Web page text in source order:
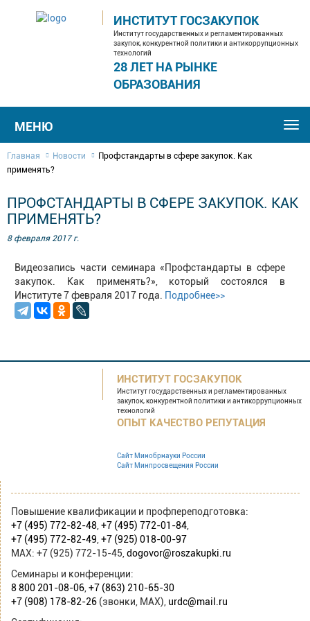
ИНСТИТУТ ГОСЗАКУПОК
Институт государственных и регламентированных
закупок, конкурентной политики и антикоррупционных
технологий
28 ЛЕТ НА РЫНКЕ
ОБРАЗОВАНИЯ
МЕНЮ
Главная Новости
Профстандарты в сфере закупок. Как
применять?
ПРОФСТАНДАРТЫ В СФЕРЕ ЗАКУПОК. КАК
ПРИМЕНЯТЬ?
8 февраля 2017 г.
Видеозапись части семинара «Профстандарты в сфере
закупок. Как применять?», который состоялся в
Институте 7 февраля 2017 года.
Подробнее>>
ИНСТИТУТ ГОСЗАКУПОК
Институт государственных и регламентированных
закупок, конкурентной политики и антикоррупционных
технологий
ОПЫТ КАЧЕСТВО РЕПУТАЦИЯ
Сайт Минобрнауки России
Сайт Минпросвещения России
Повышение квалификации и профпереподготовка:
+7 (495) 772-82-48,+7 (495) 772-01-84,
+7 (495) 772-82-49,+7 (925) 018-00-97
MAX: +7 (925) 772-15-45,dogovor@roszakupki.ru
Семинары и конференции:
8 800 201-08-06,+7 (863) 210-65-30
+7 (908) 178-82-26 (звонки, MAX), urdc@mail.ru